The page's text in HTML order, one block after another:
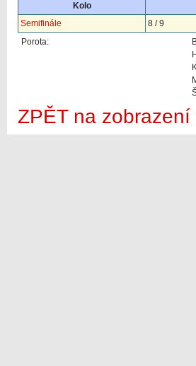
Kolo
Semifinále
8 / 9
Porota:
ZPĚT na